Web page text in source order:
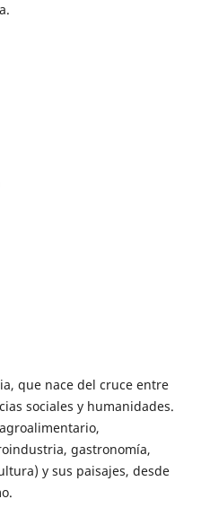
que nace del cruce entre
sociales y humanidades.
gastronomía,
y sus paisajes, desde